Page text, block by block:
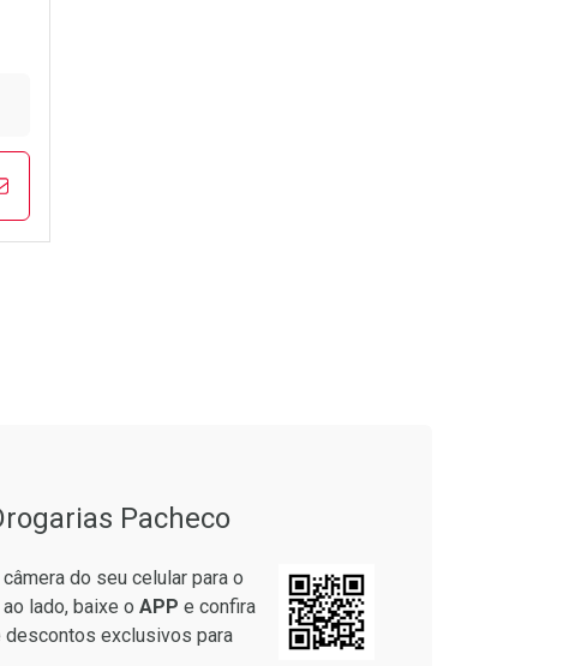
Pacheco
do seu celular para o
lado, baixe o APP e confira
exclusivos para